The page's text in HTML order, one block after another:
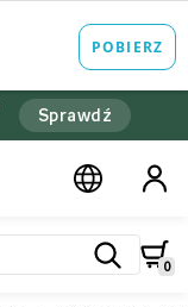
Sprawdź
0